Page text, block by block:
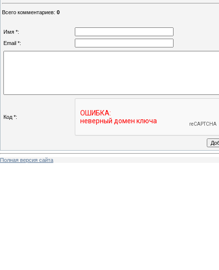
Всего комментариев: 0
Имя *:
Email *:
Код *:
Полная версия сайта